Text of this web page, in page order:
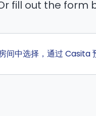
fill out the form
间中选择，通过 Casita